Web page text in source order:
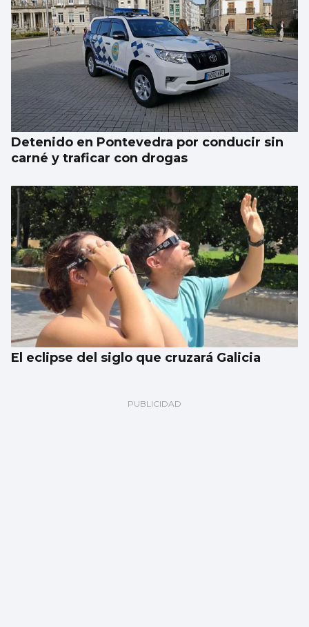
Detenido en Pontevedra por conducir sin
carné y traficar con drogas
El eclipse del siglo que cruzará Galicia